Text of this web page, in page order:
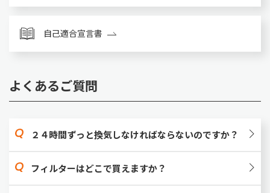
自己適合宣言書
よくあるご質問
２４時間ずっと換気しなければならないのですか？
フィルターはどこで買えますか？